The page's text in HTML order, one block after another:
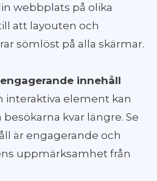
webbplats på olika
att layouten och
sömlöst på alla skärmar.
innehåll
interaktiva element kan
kvar längre. Se
är engagerande och
uppmärksamhet från